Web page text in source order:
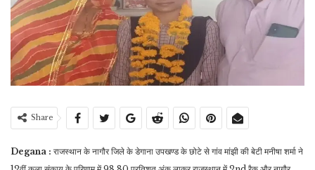
Share
Degana : राजस्थान के नागौर जिले के डेगाना उपखण्ड के छोटे से गांव मांझी की बेटी मनीषा शर्मा ने